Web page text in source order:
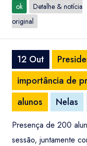
ok
Detalhe & notícia
original
12 Out
importância de
alunos
Nelas
Presença de 200
sessão, juntamente